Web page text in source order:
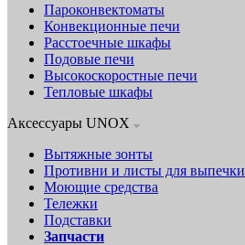
Пароконвектоматы
Конвекционные печи
Расстоечные шкафы
Подовые печи
Высокоскоростные печи
Тепловые шкафы
Аксессуары UNOX
Вытяжные зонты
Противни и листы для выпечки
Моющие средства
Тележки
Подставки
Запчасти